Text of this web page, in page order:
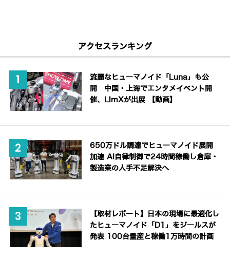
アクセスランキング
流麗なヒューマノイド「Luna」も公
開 中国・上海でエンタメイベント開
催、LimXが出展 【動画】
650万ドル調達でヒューマノイド展開
加速 AI自律制御で24時間稼働し倉庫・
製造業の人手不足解決へ
【取材レポート】日本の現場に最適化し
たヒューマノイド「D1」をジールスが
発表 100台量産と稼働1万時間の計画